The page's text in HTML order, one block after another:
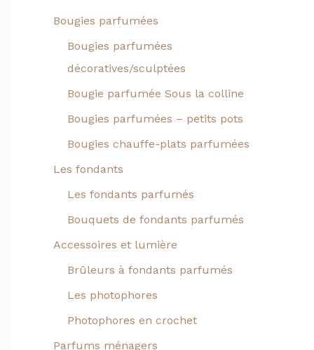
Bougies parfumées
Bougies parfumées
décoratives/sculptées
Bougie parfumée Sous la colline
Bougies parfumées – petits pots
Bougies chauffe-plats parfumées
Les fondants
Les fondants parfumés
Bouquets de fondants parfumés
Accessoires et lumière
Brûleurs à fondants parfumés
Les photophores
Photophores en crochet
Parfums ménagers